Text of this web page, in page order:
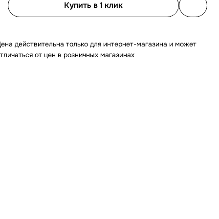
Купить в 1 клик
действительна только для интернет-магазина и может
от цен в розничных магазинах